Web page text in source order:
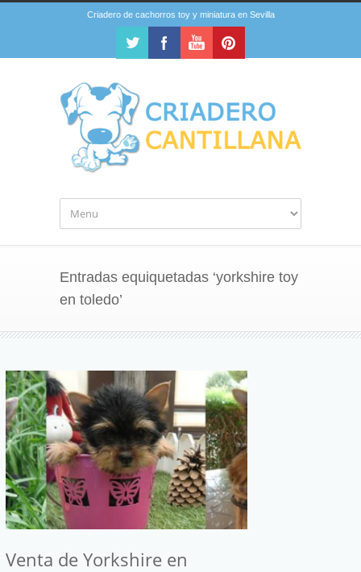
Criadero de cachorros toy y miniatura en Sevilla
Entradas equiquetadas ‘yorkshire toy
en toledo’
Venta de Yorkshire en